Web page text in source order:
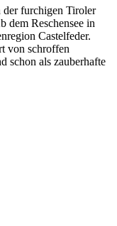
der furchigen Tiroler
dem Reschensee in
Castelfeder.
von schroffen
schon als zauberhafte